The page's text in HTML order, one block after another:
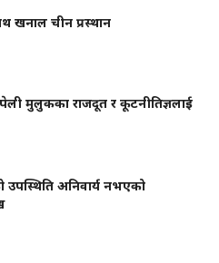
खनाल चीन प्रस्थान
मुलुकका राजदूत र कूटनीतिज्ञलाई
उपस्थिति अनिवार्य नभएको